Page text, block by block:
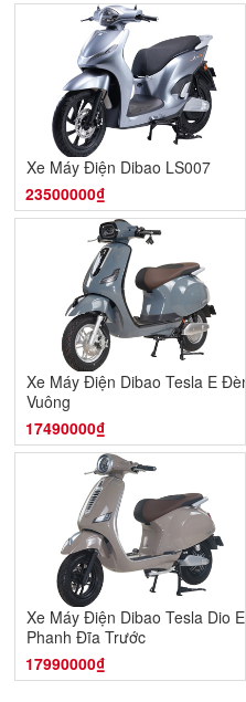
Xe Máy Điện Dibao LS007
23500000₫
Xe Máy Điện Dibao Tesla E Đèn
Vuông
17490000₫
Xe Máy Điện Dibao Tesla Dio E -
Phanh Đĩa Trước
17990000₫